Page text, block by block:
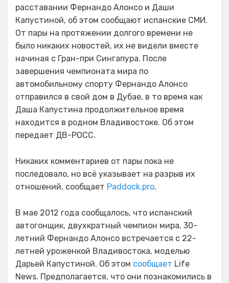
расставании Фернандо Алонсо и Даши
Капустиной, об этом сообщают испанские СМИ.
От пары на протяжении долгого времени не
было никаких новостей, их не видели вместе
начиная с Гран-при Сингапура. После
завершения чемпионата мира по
автомобильному спорту Фернандо Алонсо
отправился в свой дом в Дубае, в то время как
Даша Капустина продолжительное время
находится в родном Владивостоке. Об этом
передает ДВ-РОСС.
Никаких комментариев от пары пока не
последовало, но всё указывает на разрыв их
отношений, сообщает Paddock.pro.
В мае 2012 года сообщалось, что испанский
автогонщик, двухкратный чемпион мира, 30-
летний Фернандо Алонсо встречается с 22-
летней уроженкой Владивостока, моделью
Дарьей Капустиной. Об этом сообщает Life
News. Предполагается, что они познакомились в